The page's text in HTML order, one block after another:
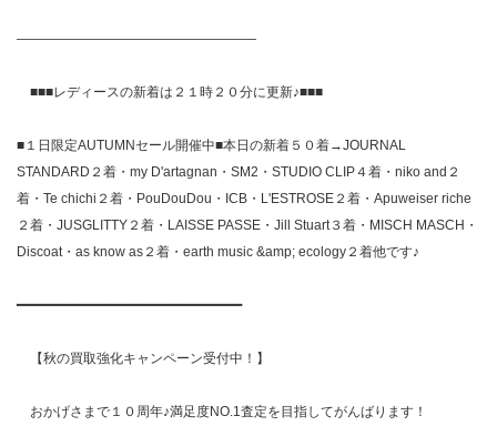
——————————————————
■■■レディースの新着は２１時２０分に更新♪■■■
■１日限定AUTUMNセール開催中■本日の新着５０着→JOURNAL
STANDARD２着・my D'artagnan・SM2・STUDIO CLIP４着・niko and２
着・Te chichi２着・PouDouDou・ICB・L'ESTROSE２着・Apuweiser riche
２着・JUSGLITTY２着・LAISSE PASSE・Jill Stuart３着・MISCH MASCH・
Discoat・as know as２着・earth music &amp; ecology２着他です♪
━━━━━━━━━━━━━━━━━━━━━━━━━━━━━
【秋の買取強化キャンペーン受付中！】
おかげさまで１０周年♪満足度NO.1査定を目指してがんばります！